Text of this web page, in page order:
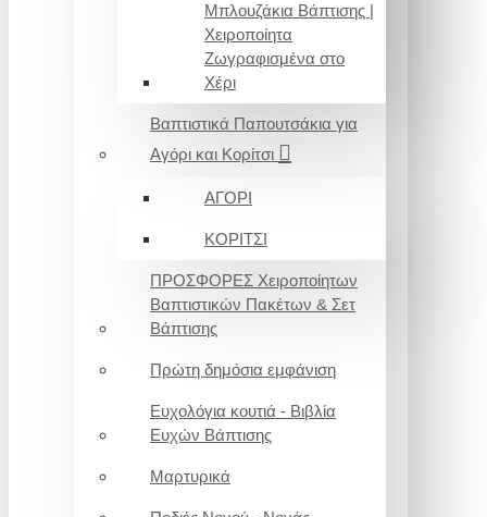
Μπλουζάκια Βάπτισης |
Χειροποίητα
Ζωγραφισμένα στο
Χέρι
Βαπτιστικά Παπουτσάκια για
Αγόρι και Κορίτσι
ΑΓΟΡΙ
ΚΟΡΙΤΣΙ
ΠΡΟΣΦΟΡΕΣ Χειροποίητων
Βαπτιστικών Πακέτων & Σετ
Βάπτισης
Πρώτη δημόσια εμφάνιση
Ευχολόγια κουτιά - Βιβλία
Ευχών Βάπτισης
Μαρτυρικά